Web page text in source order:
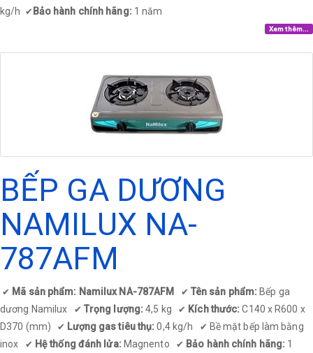
kg/h ✔ Bảo hành chính hãng: 1 năm
Xem thêm...
BẾP GA DƯƠNG
NAMILUX NA-
787AFM
✔ Mã sản phẩm: Namilux NA-787AFM ✔ Tên sản phẩm: Bếp ga
dương Namilux
✔ Trọng lượng:4,5 kg ✔ Kích thước:C140 x R600 x
D370 (mm)
✔ Lượng gas tiêu thụ: 0,4 kg/h ✔ Bề mặt bếp làm bằng
inox
✔ Hệ thống đánh lửa: Magnento ✔ Bảo hành chính hãng: 1